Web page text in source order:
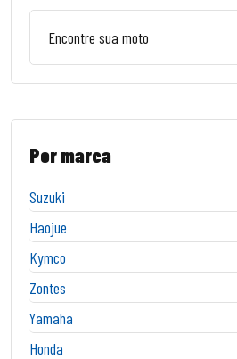
Por marca
Suzuki
Haojue
Kymco
Zontes
Yamaha
Honda